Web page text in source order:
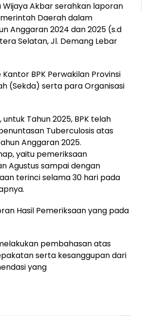
Wijaya Akbar serahkan laporan
Daerah dalam
Anggaran 2024 dan 2025 (s.d
Selatan, Jl. Demang Lebar
BPK Perwakilan Provinsi
(Sekda) serta para Organisasi
Tahun 2025, BPK telah
Tuberculosis atas
Anggaran 2025.
yaitu pemeriksaan
Agustus sampai dengan
terinci selama 30 hari pada
Hasil Pemeriksaan yang pada
pembahasan atas
serta kesanggupan dari
yang